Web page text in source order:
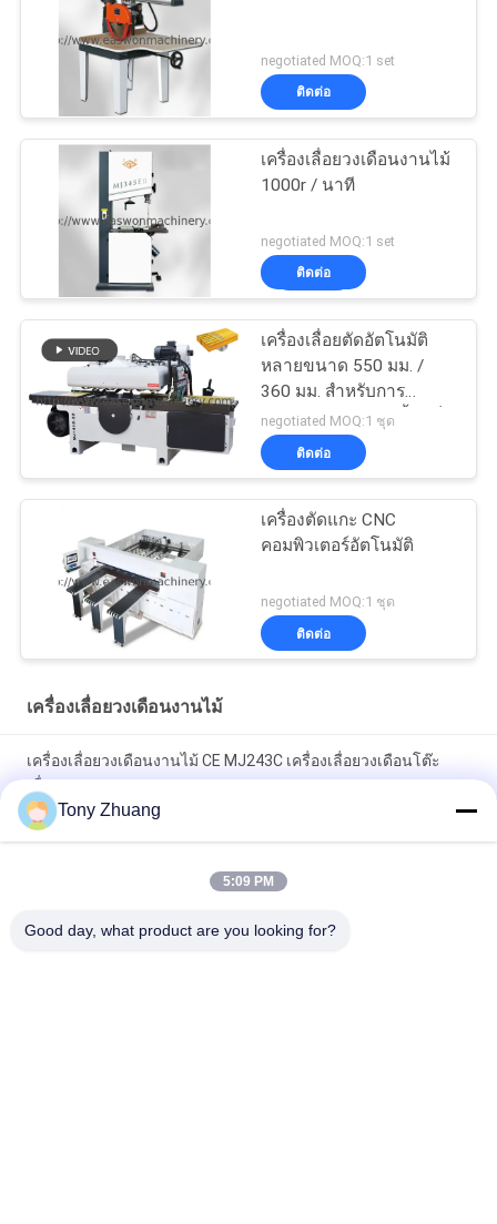
negotiated MOQ:1 set
ติดต่อ
เครื่องเลื่อยวงเดือนงานไม้
1000r / นาที
negotiated MOQ:1 set
ติดต่อ
เครื่องเลื่อยตัดอัตโนมัติ
หลายขนาด 550 มม. /
360 มม. สำหรับการ
ประมวลผลแผงไม้เนื้อแข็ง
negotiated MOQ:1 ชุด
ติดต่อ
เครื่องตัดแกะ CNC
คอมพิวเตอร์อัตโนมัติ
negotiated MOQ:1 ชุด
ติดต่อ
เครื่องเลื่อยวงเดือนงานไม้
เครื่องเลื่อยวงเดือนงานไม้ CE MJ243C เครื่องเลื่อยวงเดือนโต๊ะ
เลื่อน
MJ223A MJ224C MJ224D เครื่องเลื่อยวงเดือนงานไม้เฟอร์นิเจอร์
Tony Zhuang
5:09 PM
Good day, what product are you looking for?